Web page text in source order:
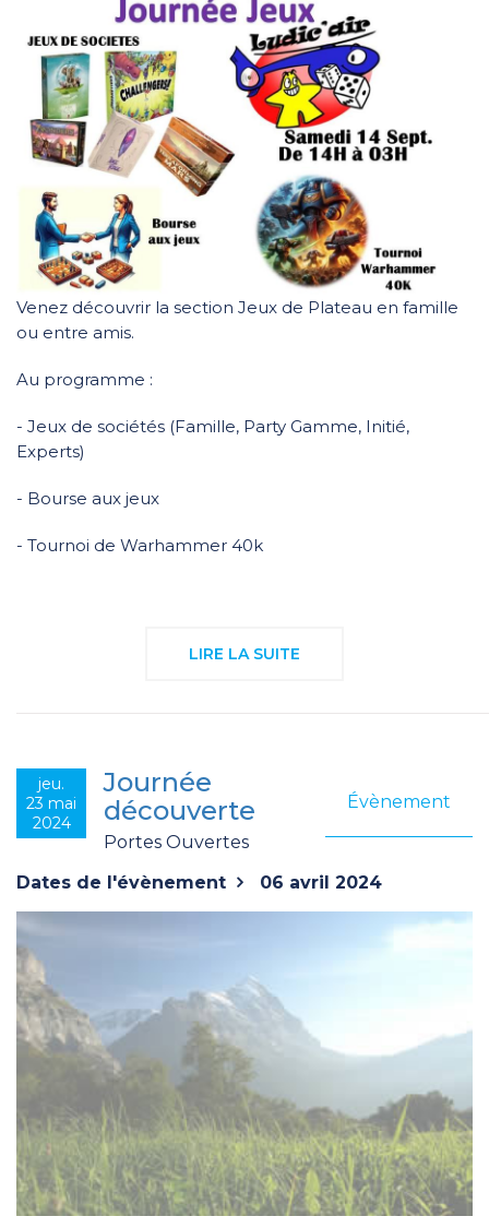
Venez découvrir la section Jeux de Plateau en famille
ou entre amis.
Au programme :
- Jeux de sociétés (Famille, Party Gamme, Initié,
Experts)
- Bourse aux jeux
- Tournoi de Warhammer 40k
LIRE LA SUITE
jeu.
23 mai
2024
Évènement
Journée
découverte
Portes Ouvertes
Dates de l'évènement
06 avril 2024